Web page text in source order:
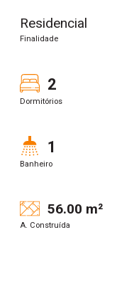
Residencial
Finalidade
2
Dormitórios
1
Banheiro
56.00 m²
A. Construída